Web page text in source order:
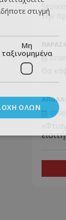
την
Θα
στιγμή
Μη
ταξινομημένα
ΌΛΩΝ